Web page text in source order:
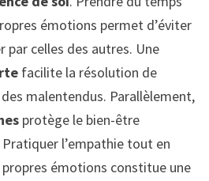
émotions permet d’éviter
par celles des autres. Une
facilite la résolution de
malentendus. Parallèlement,
protège le bien-être
l’empathie tout en
émotions constitue une